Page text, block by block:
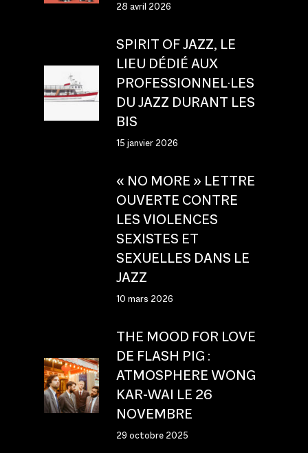
28 avril 2026
SPIRIT OF JAZZ, LE
LIEU DÉDIÉ AUX
PROFESSIONNEL·LES
DU JAZZ DURANT LES
BIS
15 janvier 2026
« NO MORE » LETTRE
OUVERTE CONTRE
LES VIOLENCES
SEXISTES ET
SEXUELLES DANS LE
JAZZ
10 mars 2026
THE MOOD FOR LOVE
DE FLASH PIG :
ATMOSPHERE WONG
KAR-WAI LE 26
NOVEMBRE
29 octobre 2025